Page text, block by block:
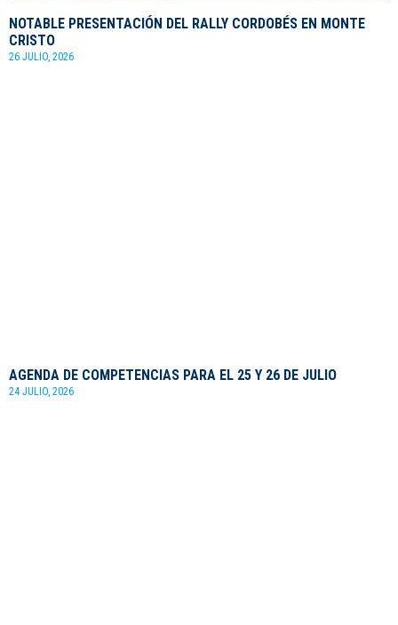
NOTABLE PRESENTACIÓN DEL RALLY CORDOBÉS EN MONTE
CRISTO
26 JULIO, 2026
AGENDA DE COMPETENCIAS PARA EL 25 Y 26 DE JULIO
24 JULIO, 2026